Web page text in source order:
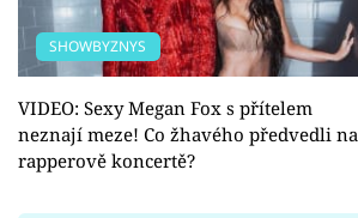
SHOWBYZNYS
VIDEO: Sexy Megan Fox s přítelem
neznají meze! Co žhavého předvedli na
rapperově koncertě?